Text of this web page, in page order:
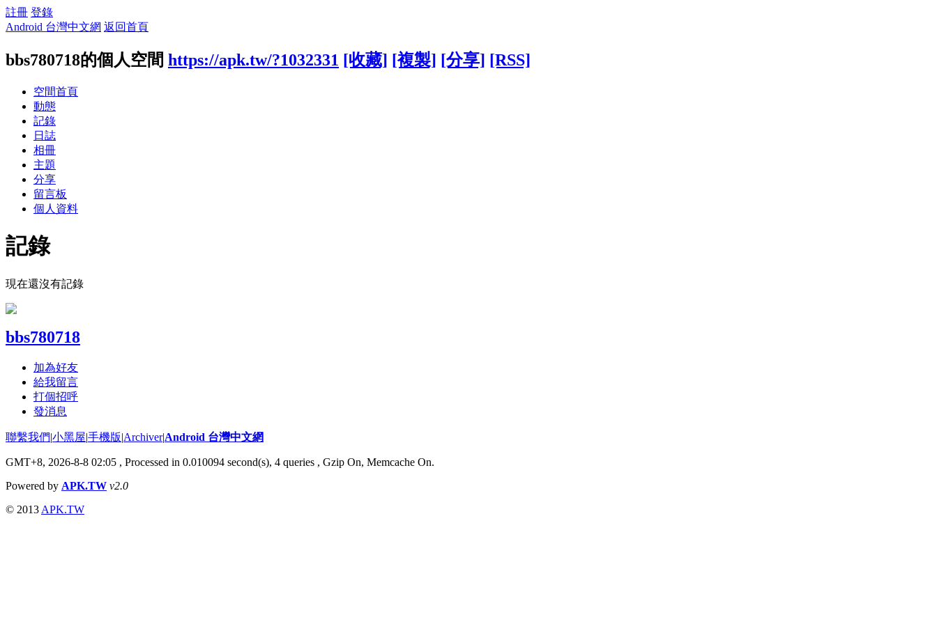
註冊 登錄
Android 台灣中文網 返回首頁
bbs780718的個人空間 https://apk.tw/?1032331 [收藏] [複製] [分享] [RSS]
空間首頁
動態
記錄
日誌
相冊
主題
分享
留言板
個人資料
記錄
現在還沒有記錄
bbs780718
加為好友
給我留言
打個招呼
發消息
聯繫我們|小黑屋|手機版|Archiver|Android 台灣中文網
GMT+8, 2026-8-8 02:05 , Processed in 0.010094 second(s), 4 queries , Gzip On, Memcache On.
Powered by APK.TW v2.0
© 2013 APK.TW